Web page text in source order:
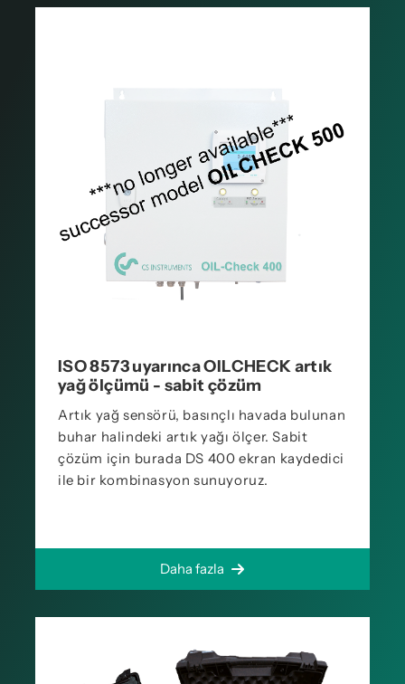
ISO 8573 uyarınca OILCHECK artık
yağ ölçümü - sabit çözüm
Artık yağ sensörü, basınçlı havada bulunan
buhar halindeki artık yağı ölçer. Sabit
çözüm için burada DS 400 ekran kaydedici
ile bir kombinasyon sunuyoruz.
Daha fazla